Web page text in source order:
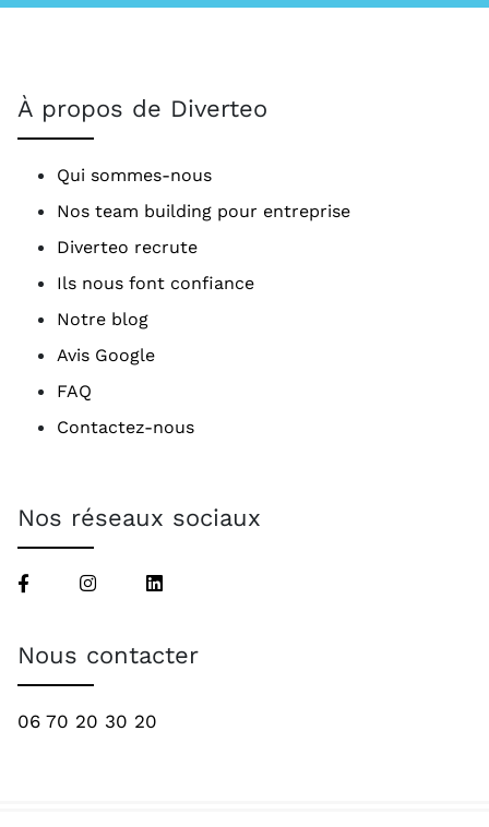
À propos de Diverteo
Qui sommes-nous
Nos team building pour entreprise
Diverteo recrute
Ils nous font confiance
Notre blog
Avis Google
FAQ
Contactez-nous
Nos réseaux sociaux
Nous contacter
06 70 20 30 20